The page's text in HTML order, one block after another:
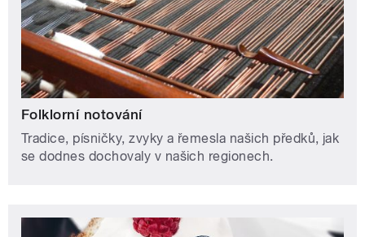
Folklorní notování
Tradice, písničky, zvyky a řemesla našich předků, jak
se dodnes dochovaly v našich regionech.